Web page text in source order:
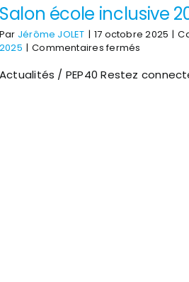
Salon école inclusive
Par Jérôme JOLET | 17 octobre 2025 |
2025 | Commentaires fermés
école
Actualités / PEP40 Restez